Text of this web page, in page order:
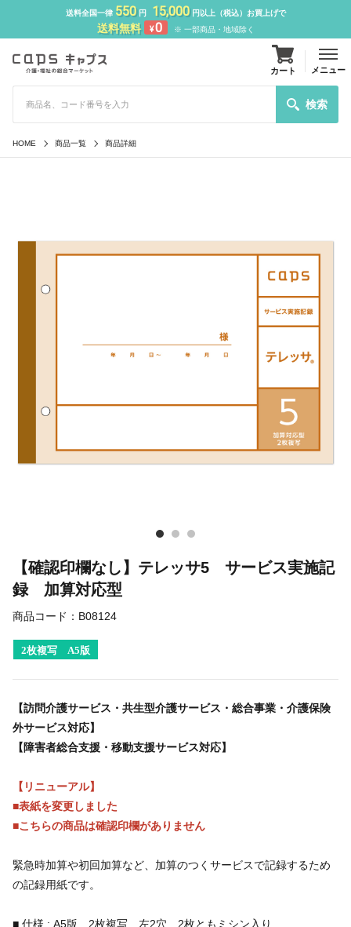
送料全国一律 550円 15,000円以上（税込）お買上げで
送料無料 ¥0 ※ 一部商品・地域除く
検索
カート メニュー
HOME 商品一覧 商品詳細
【確認印欄なし】テレッサ5 サービス実施記
録 加算対応型
商品コード： B08124
2枚複写 A5版
【訪問介護サービス・共生型介護サービス・総合事業・介護保険
外サービス対応】
【障害者総合支援・移動支援サービス対応】
【リニューアル】
■表紙を変更しました
■こちらの商品は確認印欄がありません
緊急時加算や初回加算など、加算のつくサービスで記録するため
の記録用紙です。
■ 仕様 : A5版 2枚複写 左2穴 2枚ともミシン入り